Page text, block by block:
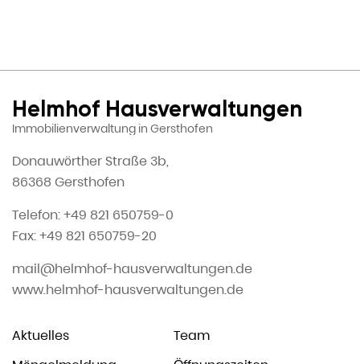
Helmhof Hausverwaltungen
Immobilienverwaltung in Gersthofen
Donauwörther Straße 3b,
86368 Gersthofen
Telefon: +49 821 650759-0
Fax: +49 821 650759-20
mail@helmhof-hausverwaltungen.de
www.helmhof-hausverwaltungen.de
Aktuelles
Team